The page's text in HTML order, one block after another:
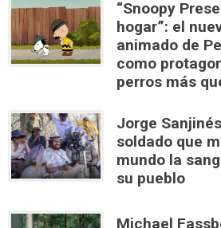
“Snoopy
hogar”: el
animado de
como
perros más
Jorge
soldado que
mundo la
su pueblo
Michael